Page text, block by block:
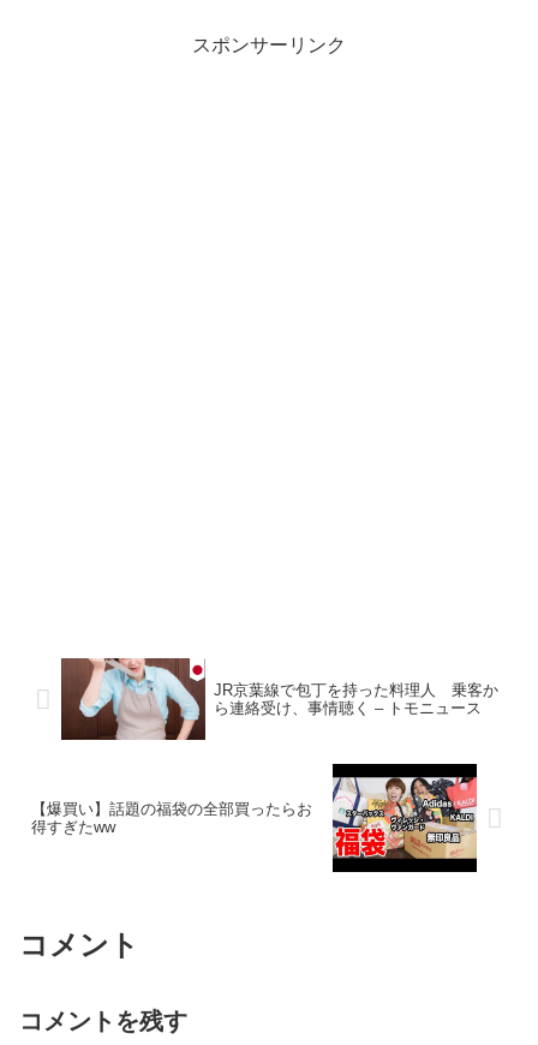
スポンサーリンク
JR京葉線で包丁を持った料理人 乗客か
ら連絡受け、事情聴く – トモニュース
【爆買い】話題の福袋の全部買ったらお
得すぎたww
コメント
コメントを残す